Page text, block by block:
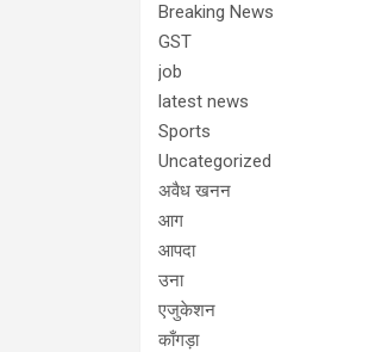
Breaking News
GST
job
latest news
Sports
Uncategorized
अवैध खनन
आग
आपदा
उना
एजुकेशन
काँगड़ा